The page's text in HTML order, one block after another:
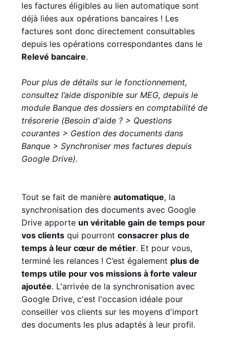
les factures éligibles au lien automatique sont
déjà liées aux opérations bancaires ! Les
factures sont donc directement consultables
depuis les opérations correspondantes dans le
Relevé bancaire.
Pour plus de détails sur le fonctionnement,
consultez l’aide disponible sur MEG, depuis le
module Banque des dossiers en comptabilité de
trésorerie (Besoin d'aide ? > Questions
courantes > Gestion des documents dans
Banque > Synchroniser mes factures depuis
Google Drive).
Tout se fait de manière automatique, la
synchronisation des documents avec Google
Drive apporte un véritable gain de temps pour
vos clients qui pourront consacrer plus de
temps à leur cœur de métier. Et pour vous,
terminé les relances ! C’est également plus de
temps utile pour vos missions à forte valeur
ajoutée. L'arrivée de la synchronisation avec
Google Drive, c'est l'occasion idéale pour
conseiller vos clients sur les moyens d'import
des documents les plus adaptés à leur profil.